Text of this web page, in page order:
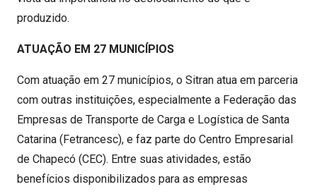
produzido.
ATUAÇÃO EM 27 MUNICÍPIOS
Com atuação em 27 municípios, o Sitran atua em parceria
com outras instituições, especialmente a Federação das
Empresas de Transporte de Carga e Logística de Santa
Catarina (Fetrancesc), e faz parte do Centro Empresarial
de Chapecó (CEC). Entre suas atividades, estão
benefícios disponibilizados para as empresas